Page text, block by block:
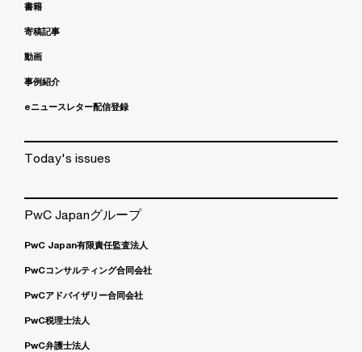
書籍
寄稿記事
動画
事例紹介
eニュースレター配信登録
Today's issues
PwC Japanグループ
PwC Japan有限責任監査法人
PwCコンサルティング合同会社
PwCアドバイザリー合同会社
PwC税理士法人
PwC弁護士法人